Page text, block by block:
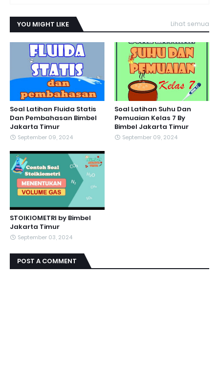
YOU MIGHT LIKE Lihat semua
Soal Latihan Fluida Statis
Dan Pembahasan Bimbel
Jakarta Timur
September 09, 2024
Soal Latihan Suhu Dan
Pemuaian Kelas 7 By
Bimbel Jakarta Timur
September 09, 2024
STOIKIOMETRI by Bimbel
Jakarta Timur
September 03, 2024
POST A COMMENT